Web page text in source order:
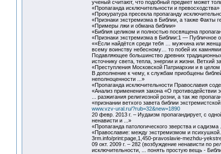
ученый считают, что подобный предмет может
«Пропаганда исключительности и превосходства»
«Прокуратура пресекла пропаганду
«Признаки экстремизма в Библии, а также Факты
«Примеры лжи и обмана библии»
«Библия целиком и полностью посвящена
«Признаки экстремизма в Библии:1 — Публичное
««Если найдётся среди тебя … мужчина или
всему воинству небесному… то побей их
Подавляющее большинство древних
источнику света, тепла, энергии и жизни. Ветхий
«Преступления Московской Патриархии и в целом
В дополнение к чему, к службам приобщены
неполноценности ...»
«Пропаганда исключительности Православия
«Анализ применения закона «О противодействии
... разжигания религиозной розни, а так же
«признании ветхого завета библии
www.vzv-ural.ru/?rub=32&new=1890‎
20 февр. 2013 г. – Иудаизм пропагандирует, с
ненависти и ...»
«Пропаганда патологического зверства и
«Православие: между экстремизмом и психушкой.
3rm.info/print:page,1,450-pravoslavie-mezhdu-
09 окт. 2009 г. – 282 (возбуждение ненависти по
исключительности, ... понять простую вещь -